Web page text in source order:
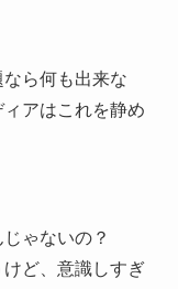
ら何も出来な
アはこれを静め
ゃないの？
ど、意識しすぎ